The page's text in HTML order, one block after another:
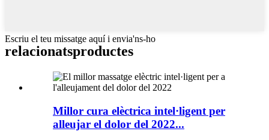
Escriu el teu missatge aquí i envia'ns-ho
relacionatsproductes
Millor cura elèctrica intel·ligent per
alleujar el dolor del 2022...